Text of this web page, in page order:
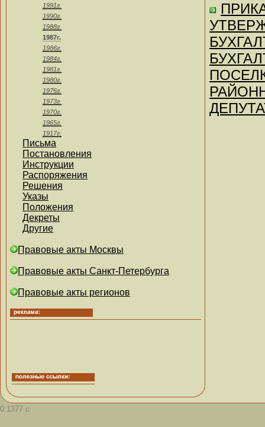
1991г.
1990г.
1988г.
1987г.
1986г.
1984г.
1981г.
1980г.
1976г.
1973г.
1970г.
1965г.
1917г.
Письма
Постановления
Инструкции
Распоряжения
Решения
Указы
Положения
Декреты
Другие
Правовые акты Москвы
Правовые акты Санкт-Петербурга
Правовые акты регионов
0.1377 с